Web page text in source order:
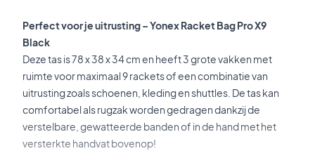
Perfect voor je uitrusting – Yonex Racket Bag Pro X9
Black
Deze tas is 78 x 38 x 34 cm en heeft 3 grote vakken met
ruimte voor maximaal 9 rackets of een combinatie van
uitrusting zoals schoenen, kleding en shuttles. De tas kan
comfortabel als rugzak worden gedragen dankzij de
verstelbare, gewatteerde banden of in de hand met het
versterkte handvat bovenop!